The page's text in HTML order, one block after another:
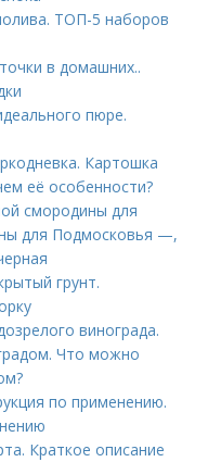
ТОП-5 наборов
в домашних..
пюре.
Картошка
её особенности?
смородины для
для Подмосковья —,
грунт.
винограда.
Что можно
по применению.
Краткое описание